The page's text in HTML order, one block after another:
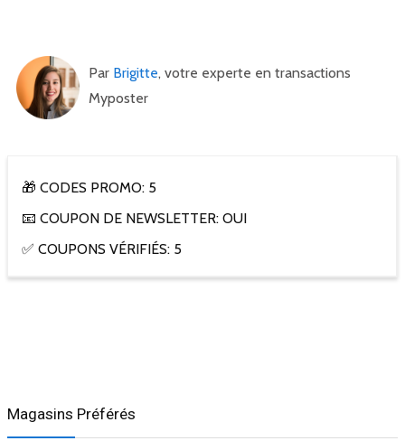
Par Brigitte, votre experte en transactions
Myposter
🎁 CODES PROMO: 5
📧 COUPON DE NEWSLETTER: OUI
✅ COUPONS VÉRIFIÉS: 5
Magasins Préférés